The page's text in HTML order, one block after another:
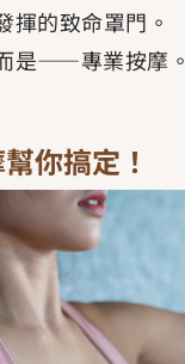
的致命罩門。
是——專業按摩。
你搞定！